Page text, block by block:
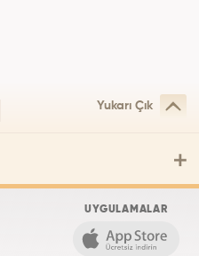
Yukarı Çık
UYGULAMALAR